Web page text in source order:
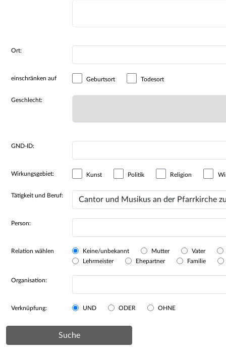
Ort:
einschränken auf Geburtsort Todesort
Geschlecht:
GND-ID:
Wirkungsgebiet: Kunst Politik Religion
Tätigkeit und Beruf:
Person:
Relation wählen Keine/unbekannt Mutter
Vater
Lehrmeister
Ehepartner Familie
Organisation:
Verknüpfung: UND ODER OHNE
Suche